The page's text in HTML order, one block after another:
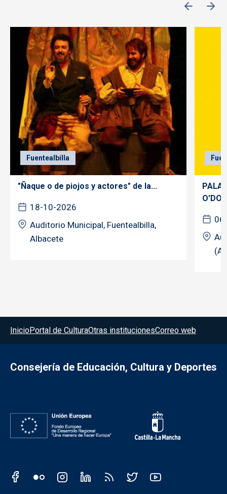
Fuentealbilla
"Ñaque o de piojos y actores" de la...
18-10-2026
Auditorio Municipal, Fuentealbilla,
Albacete
Menú del pie
InicioPortal de CulturaOtras institucionesCorreo web
Consejería de Educación, Cultura y Deportes
Redes sociales JCCM